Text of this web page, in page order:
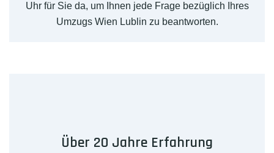
Uhr für Sie da, um Ihnen jede Frage bezüglich Ihres
Umzugs Wien Lublin zu beantworten.
Über 20 Jahre Erfahrung